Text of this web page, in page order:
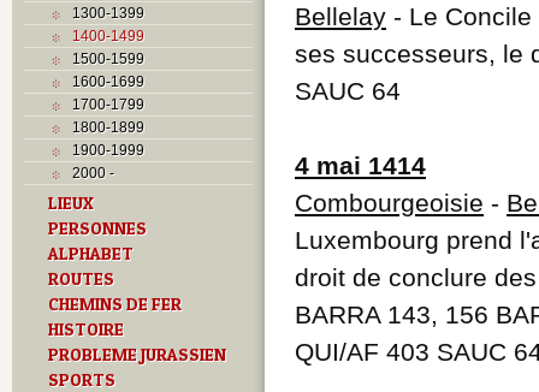
1300-1399
1400-1499
1500-1599
1600-1699
1700-1799
1800-1899
1900-1999
2000 -
LIEUX
PERSONNES
ALPHABET
ROUTES
CHEMINS DE FER
HISTOIRE
PROBLEME JURASSIEN
SPORTS
Bellelay - Le
ses successeurs, le
SAUC 64
4 mai 1414
Combourgeoisie -
Luxembourg prend
droit de conclure
BARRA 143, 156
QUI/AF 403 SAUC